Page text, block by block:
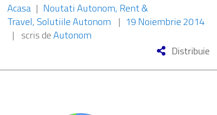
Acasa | Noutati Autonom Rent &
Travel Solutiile Autonom | 19 Noiembrie 2014
| scris deAutonom
Distribuie